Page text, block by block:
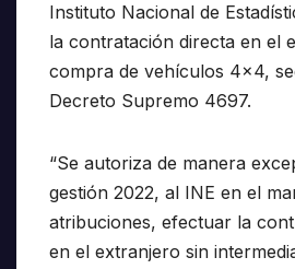
Instituto Nacional de
la contratación directa en el
compra de vehículos 4×4,
Decreto Supremo 4697.
“Se autoriza de manera
gestión 2022, al INE en el
atribuciones, efectuar la
en el extranjero sin